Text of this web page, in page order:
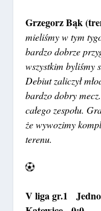
Grzegorz Bąk
mieliśmy w tym
bardzo dobrze
wszystkim byliśmy
Debiut zaliczył
bardzo dobry
całego zespołu.
że wywozimy
terenu.
V liga gr.1